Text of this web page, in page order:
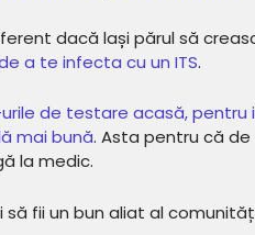
dacă lași părul să
a te infecta cu un ITS.
de testare acasă,
mai bună. Asta pentru că
la medic.
să fii un bun aliat al